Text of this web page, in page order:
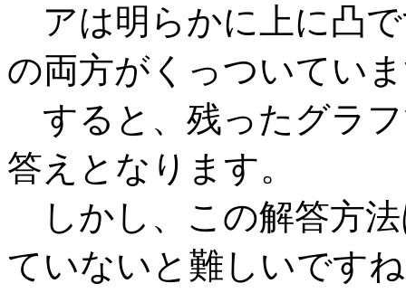
アは明らかに上に凸
の両方がくっついてい
すると、残ったグラ
答えとなります。
しかし、この解答方
ていないと難しいです